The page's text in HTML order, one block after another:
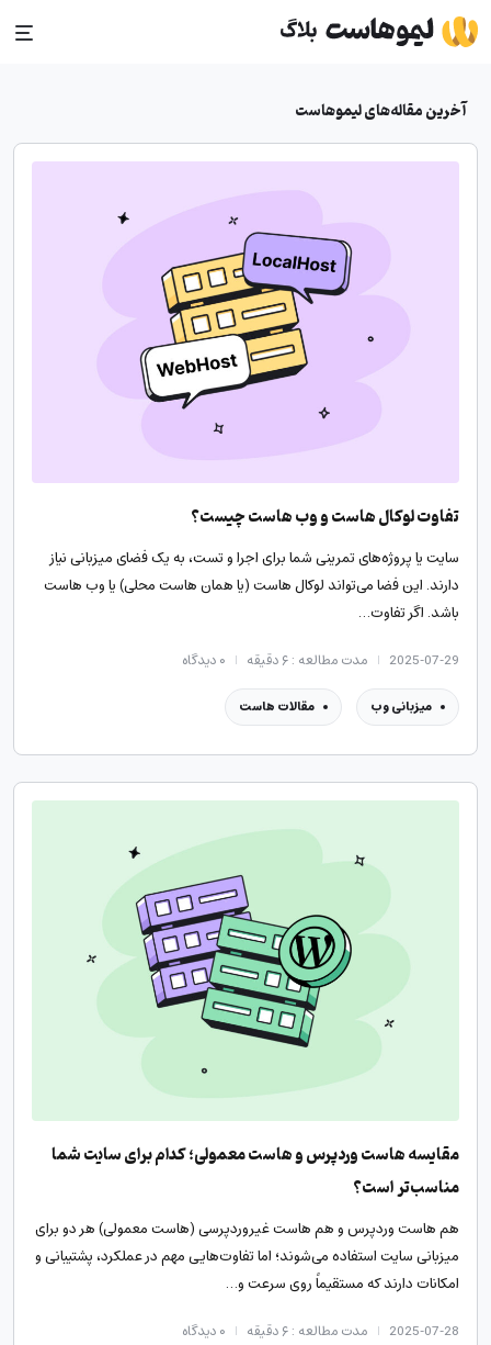
Skip
to
آخرین مقاله‌های لیموهاست
تفاوت لوکال هاست و وب هاست چیست؟
سایت یا پروژه‌های تمرینی شما برای اجرا و تست، به یک فضای میزبانی نیاز
دارند. این فضا می‌تواند لوکال هاست (یا همان هاست محلی) یا وب هاست
باشد. اگر تفاوت…
2025-07-29 مدت مطالعه : ۶ دقیقه ۰دیدگاه
میزبانی وب مقالات هاست
مقایسه هاست وردپرس و هاست معمولی؛ کدام برای سایت شما
مناسب‌تر است؟
هم هاست وردپرس و هم هاست غیروردپرسی (هاست معمولی) هر دو برای
میزبانی سایت استفاده می‌شوند؛ اما تفاوت‌هایی مهم در عملکرد، پشتیبانی و
امکانات دارند که مستقیماً روی سرعت و…
2025-07-28 مدت مطالعه : ۶ دقیقه ۰دیدگاه